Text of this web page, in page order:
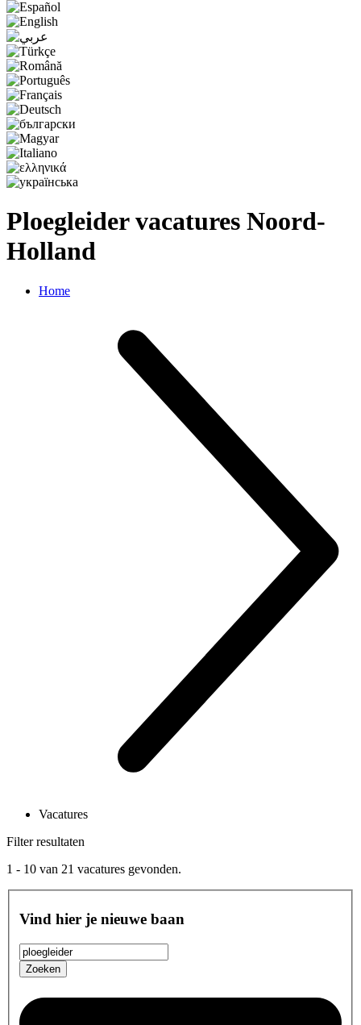
Ploegleider vacatures Noord-
Holland
Home
Vacatures
Filter resultaten
1 - 10 van 21 vacatures gevonden.
Vind hier je nieuwe baan
Zoeken